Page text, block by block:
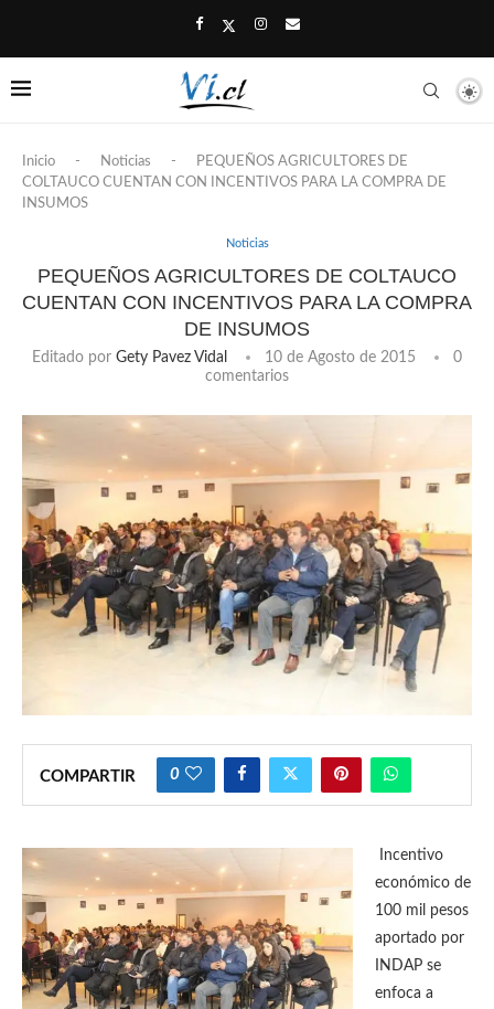
Inicio - Noticias -
PEQUEÑOS AGRICULTORES DE
COLTAUCO CUENTAN CON INCENTIVOS PARA LA COMPRA DE
INSUMOS
Noticias
PEQUEÑOS AGRICULTORES DE COLTAUCO
CUENTAN CON INCENTIVOS PARA LA COMPRA
DE INSUMOS
Editado por Gety Pavez Vidal 10 de Agosto de 2015
0
comentarios
COMPARTIR 0
Incentivo
económico de
100 mil pesos
aportado por
INDAP se
enfoca a